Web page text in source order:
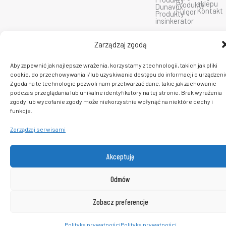
Zarządzaj zgodą
Aby zapewnić jak najlepsze wrażenia, korzystamy z technologii, takich jak pliki
cookie, do przechowywania i/lub uzyskiwania dostępu do informacji o
Zgoda na te technologie pozwoli nam przetwarzać dane, takie jak zachowanie
podczas przeglądania lub unikalne identyfikatory na tej stronie. Brak wyrażenia
zgody lub wycofanie zgody może niekorzystnie wpłynąć na niektóre cechy i
funkcje.
Zarządzaj serwisami
Akceptuję
Odmów
Zobacz preferencje
Polityka prywatnościPolityka prywatności
Dunavox
Produkty
insinkerator
Produkty
Fulgor
sklepu
Kontakt